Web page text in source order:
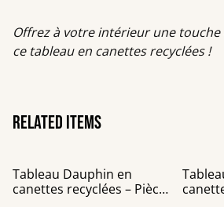
Offrez à votre intérieur une touche
ce tableau en canettes recyclées !
Related items
Tableau Dauphin en
canettes recyclées – Pièce